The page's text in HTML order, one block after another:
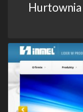
Hurtownia